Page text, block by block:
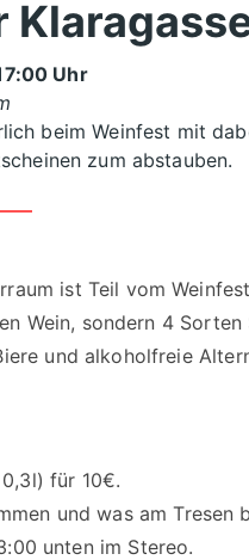
Uhr
beim Weinfest mit
zum abstauben.
ist Teil vom
Wein, sondern 4 Sorten
und alkoholfreie
für 10€.
und was am Tresen
unten im Stereo.